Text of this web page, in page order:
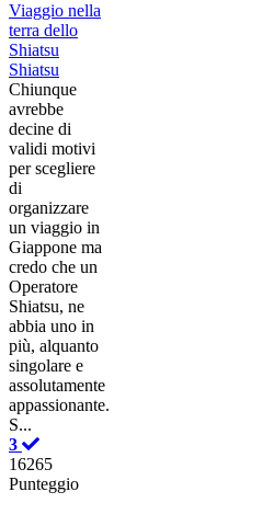
Viaggio nella
terra dello
Shiatsu
Shiatsu
Chiunque
avrebbe
decine di
validi motivi
per scegliere
di
organizzare
un viaggio in
Giappone ma
credo che un
Operatore
Shiatsu, ne
abbia uno in
più, alquanto
singolare e
assolutamente
appassionante.
S...
3
16265
Punteggio